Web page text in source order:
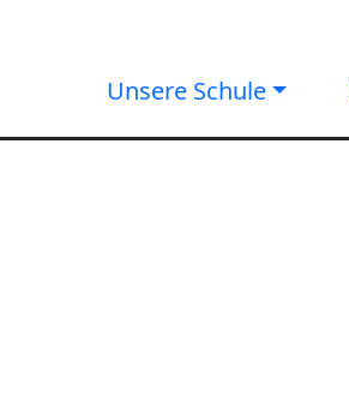
Unsere Schule